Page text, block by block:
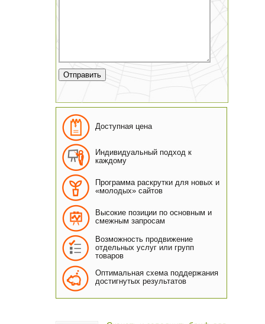
Доступная цена
Индивидуальный подход к
каждому
Программа раскрутки для новых и
«молодых» сайтов
Высокие позиции по основным и
смежным запросам
Возможность продвижение
отдельных услуг или групп
товаров
Оптимальная схема поддержания
достигнутых результатов